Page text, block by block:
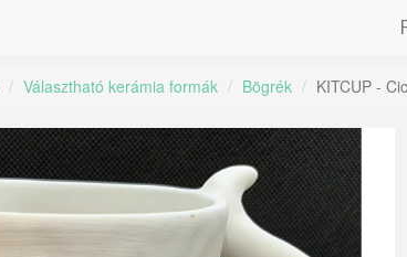
Választható kerámia formák Bögrék KITCUP -